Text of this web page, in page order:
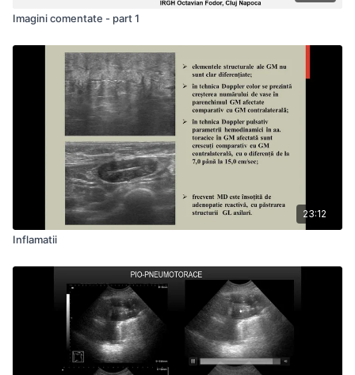
Imagini comentate - part 1
23:12
Inflamatii